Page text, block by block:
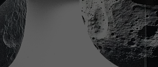
Péče